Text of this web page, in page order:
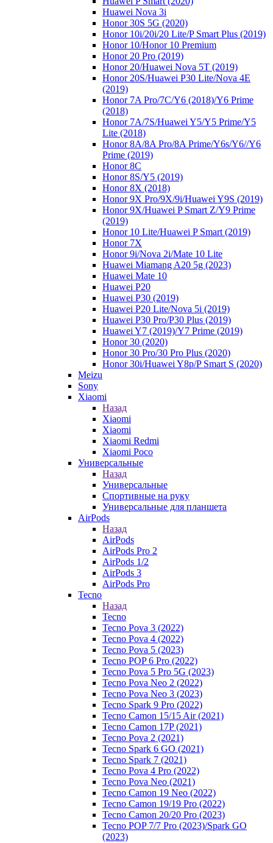
Huawei Nova 3i
Honor 30S 5G (2020)
Honor 10i/20i/20 Lite/P Smart Plus (2019)
Honor 10/Honor 10 Premium
Honor 20 Pro (2019)
Honor 20/Huawei Nova 5T (2019)
Honor 20S/Huawei P30 Lite/Nova 4E
(2019)
Honor 7A Pro/7C/Y6 (2018)/Y6 Prime
(2018)
Honor 7A/7S/Huawei Y5/Y5 Prime/Y5
Lite (2018)
Honor 8A/8A Pro/8A Prime/Y6s/Y6//Y6
Prime (2019)
Honor 8C
Honor 8S/Y5 (2019)
Honor 8X (2018)
Honor 9X Pro/9X/9i/Huawei Y9S (2019)
Honor 9X/Huawei P Smart Z/Y9 Prime
(2019)
Honor 10 Lite/Huawei P Smart (2019)
Honor 7X
Honor 9i/Nova 2i/Mate 10 Lite
Huawei Miamang A20 5g (2023)
Huawei Mate 10
Huawei P20
Huawei P30 (2019)
Huawei P20 Lite/Nova 5i (2019)
Huawei P30 Pro/P30 Plus (2019)
Huawei Y7 (2019)/Y7 Prime (2019)
Honor 30 (2020)
Honor 30 Pro/30 Pro Plus (2020)
Honor 30i/Huawei Y8p/P Smart S (2020)
Meizu
Sony
Xiaomi
Назад
Xiaomi
Xiaomi
Xiaomi Redmi
Xiaomi Poco
Универсальные
Назад
Универсальные
Спортивные на руку
Универсальные для планшета
AirPods
Назад
AirPods
AirPods Pro 2
AirPods 1/2
AirPods 3
AirPods Pro
Tecno
Назад
Tecno
Tecno Pova 3 (2022)
Tecno Pova 4 (2022)
Tecno Pova 5 (2023)
Tecno POP 6 Pro (2022)
Tecno Pova 5 Pro 5G (2023)
Tecno Pova Neo 2 (2022)
Tecno Pova Neo 3 (2023)
Tecno Spark 9 Pro (2022)
Tecno Camon 15/15 Air (2021)
Tecno Camon 17P (2021)
Tecno Pova 2 (2021)
Tecno Spark 6 GO (2021)
Tecno Spark 7 (2021)
Tecno Pova 4 Pro (2022)
Tecno Pova Neo (2021)
Tecno Camon 19 Neo (2022)
Tecno Camon 19/19 Pro (2022)
Tecno Camon 20/20 Pro (2023)
Tecno POP 7/7 Pro (2023)/Spark GO
(2023)